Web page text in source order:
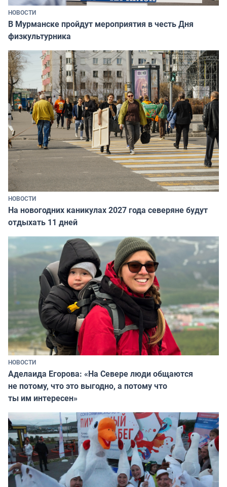
НОВОСТИ
В Мурманске пройдут мероприятия в честь Дня
физкультурника
НОВОСТИ
На новогодних каникулах 2027 года северяне будут
отдыхать 11 дней
НОВОСТИ
Аделаида Егорова: «На Севере люди общаются
не потому, что это выгодно, а потому что
ты им интересен»